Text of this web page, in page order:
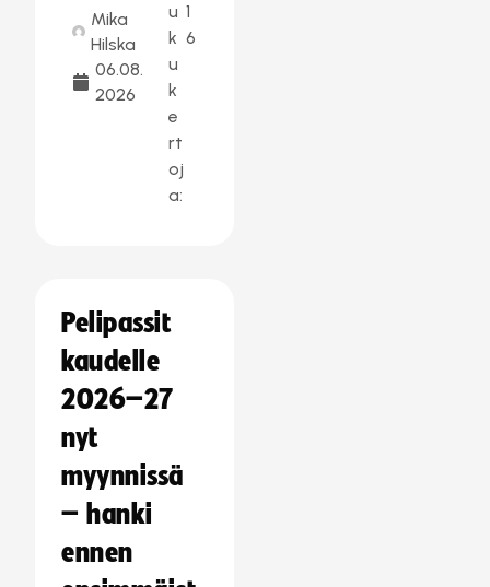
Mika
Hilska
06.08.
2026
u
k
u
k
e
rt
oj
a:
1
6
Pelipassit
kaudelle
2026–27
nyt
myynnissä
– hanki
ennen